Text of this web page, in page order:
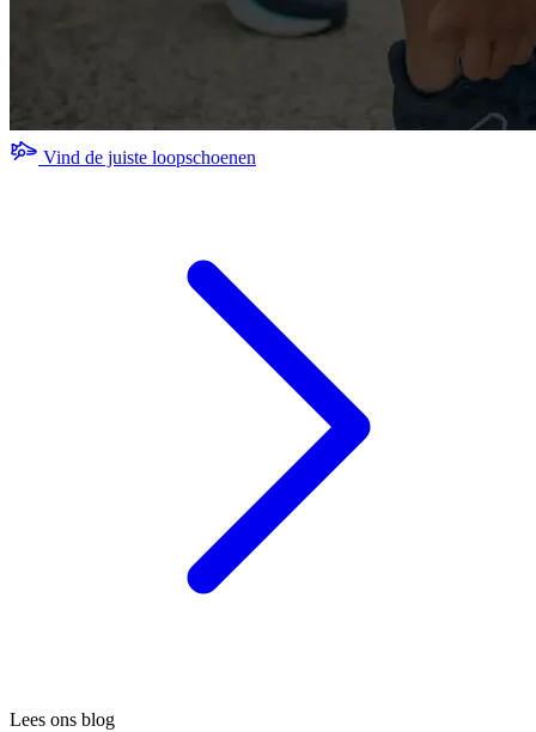
Vind de juiste loopschoenen
Lees ons blog